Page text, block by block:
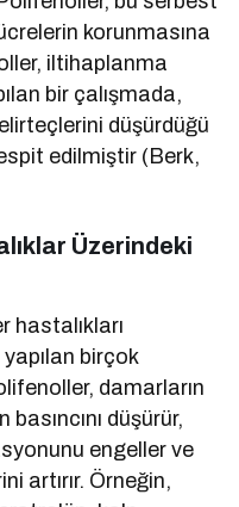
korunmasına
iltihaplanma
bir çalışmada,
düşürdüğü
edilmiştir (Berk,
Üzerindeki
hastalıkları
birçok
damarların
düşürür,
engeller ve
artırır. Örneğin,